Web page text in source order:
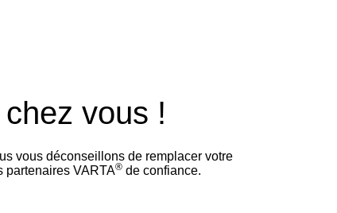
vous !
vous déconseillons de remplacer votre
partenaires VARTA® de confiance.